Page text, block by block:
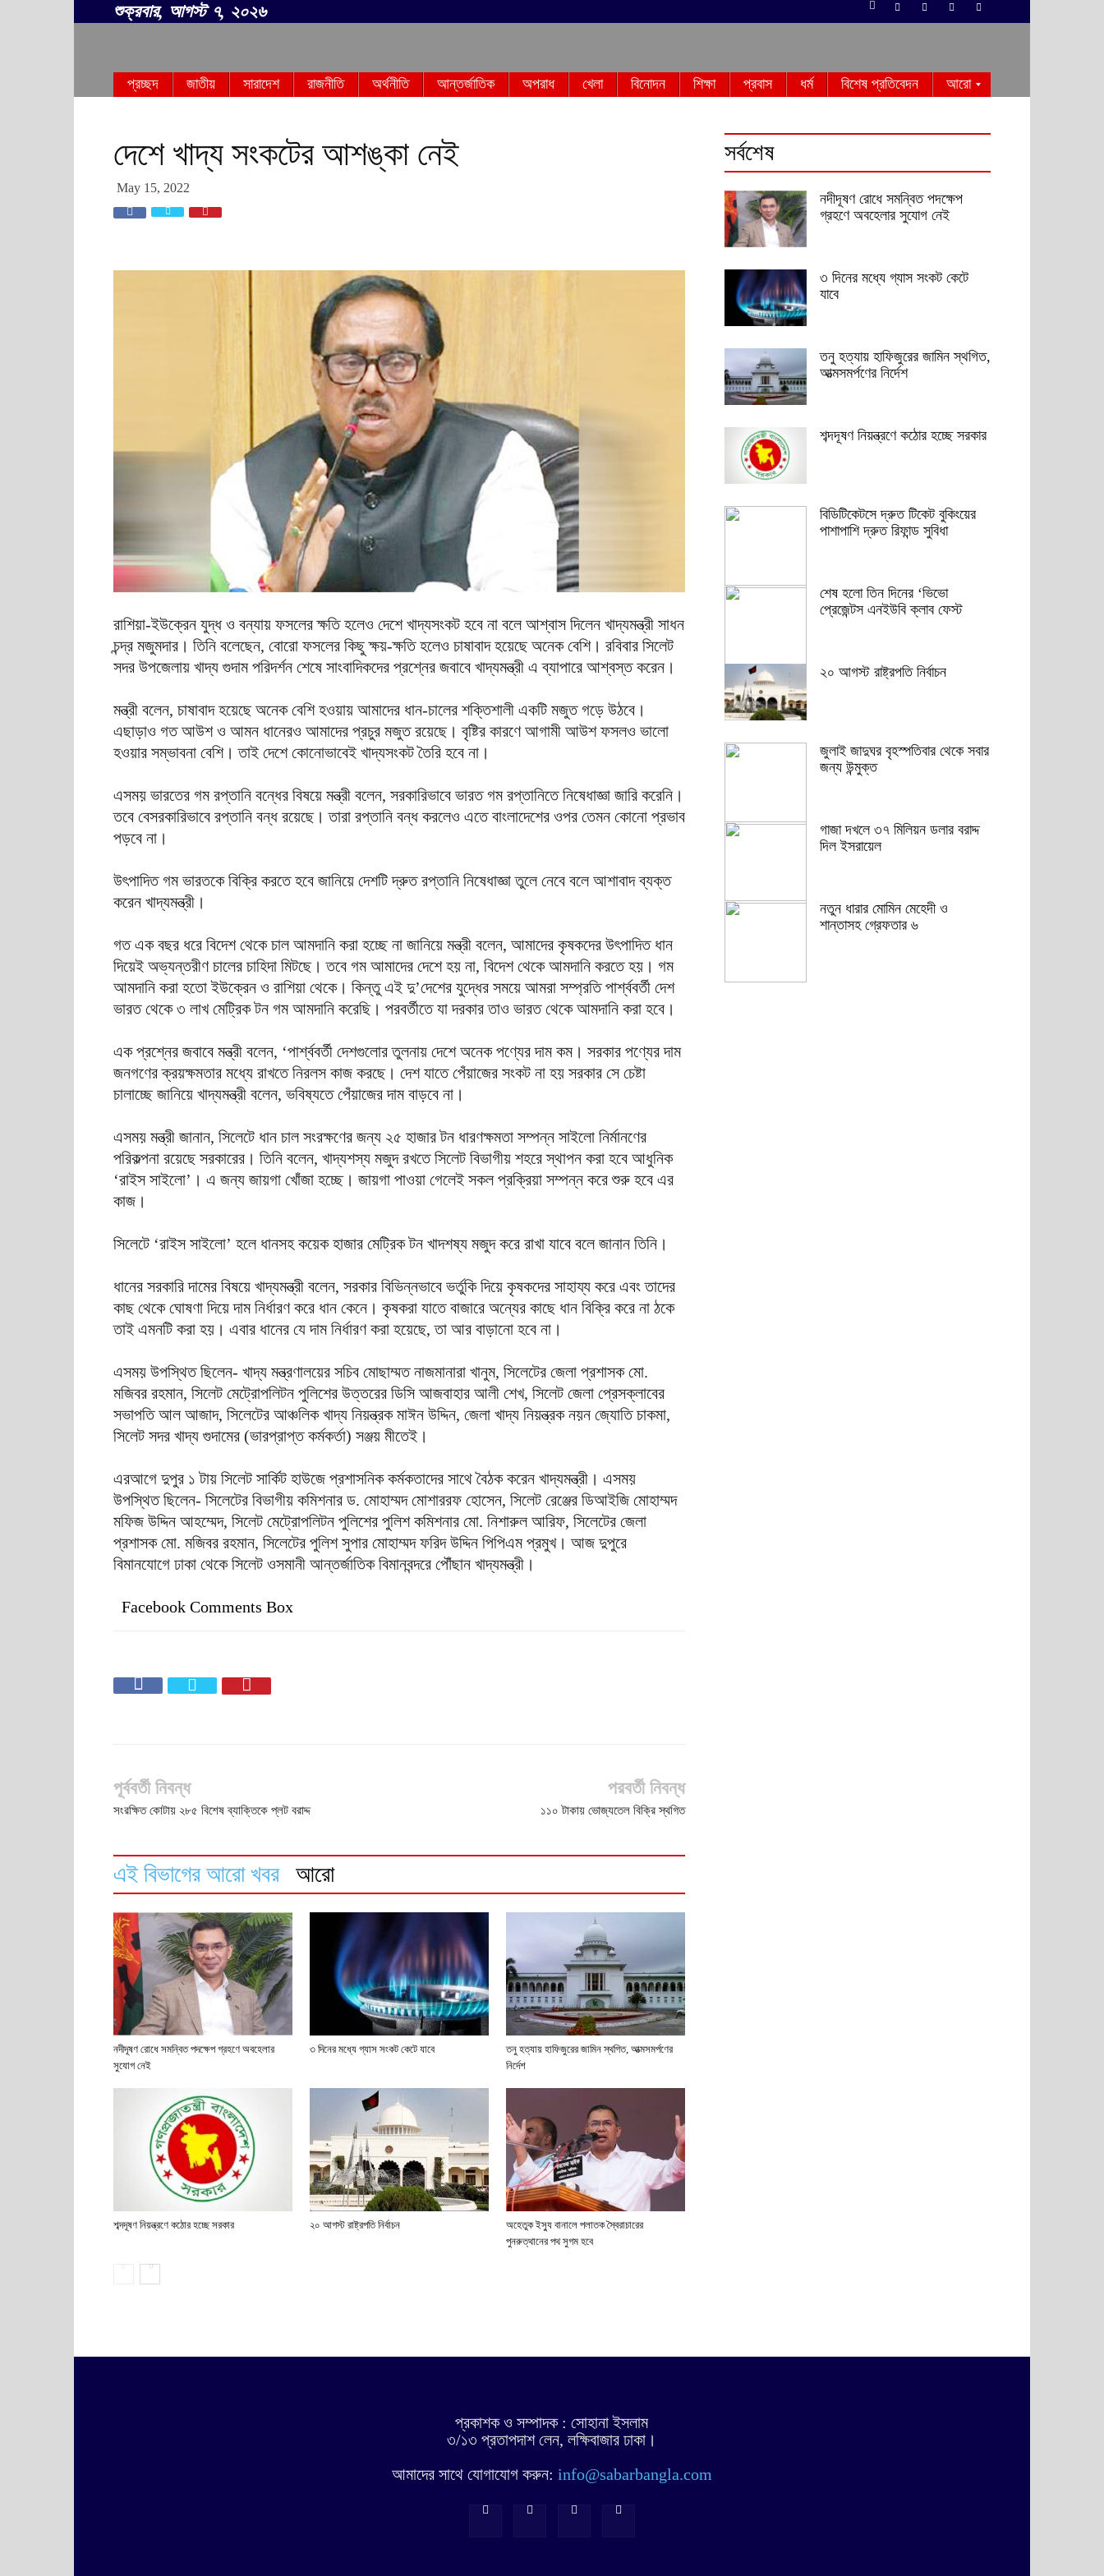
শুক্রবার, আগস্ট ৭, ২০২৬
বাংলা
প্রচ্ছদ জাতীয় সারাদেশ রাজনীতি অর্থনীতি আন্তর্জাতিক অপরাধ খেলা বিনোদন শিক্ষা প্রবাস ধর্ম বিশেষ প্রতিবেদন আরো
দেশে খাদ্য সংকটের আশঙ্কা নেই
May 15, 2022
রাশিয়া-ইউক্রেন যুদ্ধ ও বন্যায় ফসলের ক্ষতি হলেও দেশে খাদ্যসংকট হবে না বলে আশ্বাস দিলেন খাদ্যমন্ত্রী সাধন
চন্দ্র মজুমদার। তিনি বলেছেন, বোরো ফসলের কিছু ক্ষয়-ক্ষতি হলেও চাষাবাদ হয়েছে অনেক বেশি। রবিবার সিলেট
সদর উপজেলায় খাদ্য গুদাম পরিদর্শন শেষে সাংবাদিকদের প্রশ্নের জবাবে খাদ্যমন্ত্রী এ ব্যাপারে আশ্বস্ত করেন।
মন্ত্রী বলেন, চাষাবাদ হয়েছে অনেক বেশি হওয়ায় আমাদের ধান-চালের শক্তিশালী একটি মজুত গড়ে উঠবে।
এছাড়াও গত আউশ ও আমন ধানেরও আমাদের প্রচুর মজুত রয়েছে। বৃষ্টির কারণে আগামী আউশ ফসলও ভালো
হওয়ার সম্ভাবনা বেশি। তাই দেশে কোনোভাবেই খাদ্যসংকট তৈরি হবে না।
এসময় ভারতের গম রপ্তানি বন্ধের বিষয়ে মন্ত্রী বলেন, সরকারিভাবে ভারত গম রপ্তানিতে নিষেধাজ্ঞা জারি করেনি।
তবে বেসরকারিভাবে রপ্তানি বন্ধ রয়েছে। তারা রপ্তানি বন্ধ করলেও এতে বাংলাদেশের ওপর তেমন কোনো প্রভাব
পড়বে না।
উৎপাদিত গম ভারতকে বিক্রি করতে হবে জানিয়ে দেশটি দ্রুত রপ্তানি নিষেধাজ্ঞা তুলে নেবে বলে আশাবাদ ব্যক্ত
করেন খাদ্যমন্ত্রী।
গত এক বছর ধরে বিদেশ থেকে চাল আমদানি করা হচ্ছে না জানিয়ে মন্ত্রী বলেন, আমাদের কৃষকদের উৎপাদিত ধান
দিয়েই অভ্যন্তরীণ চালের চাহিদা মিটছে। তবে গম আমাদের দেশে হয় না, বিদেশ থেকে আমদানি করতে হয়। গম
আমদানি করা হতো ইউক্রেন ও রাশিয়া থেকে। কিন্তু এই দু’দেশের যুদ্ধের সময়ে আমরা সম্প্রতি পার্শ্ববর্তী দেশ
ভারত থেকে ৩ লাখ মেট্রিক টন গম আমদানি করেছি। পরবর্তীতে যা দরকার তাও ভারত থেকে আমদানি করা হবে।
এক প্রশ্নের জবাবে মন্ত্রী বলেন, ‘পার্শ্ববর্তী দেশগুলোর তুলনায় দেশে অনেক পণ্যের দাম কম। সরকার পণ্যের দাম
জনগণের ক্রয়ক্ষমতার মধ্যে রাখতে নিরলস কাজ করছে। দেশ যাতে পেঁয়াজের সংকট না হয় সরকার সে চেষ্টা
চালাচ্ছে জানিয়ে খাদ্যমন্ত্রী বলেন, ভবিষ্যতে পেঁয়াজের দাম বাড়বে না।
এসময় মন্ত্রী জানান, সিলেটে ধান চাল সংরক্ষণের জন্য ২৫ হাজার টন ধারণক্ষমতা সম্পন্ন সাইলো নির্মানণের
পরিকল্পনা রয়েছে সরকারের। তিনি বলেন, খাদ্যশস্য মজুদ রখতে সিলেট বিভাগীয় শহরে স্থাপন করা হবে আধুনিক
‘রাইস সাইলো’। এ জন্য জায়গা খোঁজা হচ্ছে। জায়গা পাওয়া গেলেই সকল প্রক্রিয়া সম্পন্ন করে শুরু হবে এর
কাজ।
সিলেটে ‘রাইস সাইলো’ হলে ধানসহ কয়েক হাজার মেট্রিক টন খাদশষ্য মজুদ করে রাখা যাবে বলে জানান তিনি।
ধানের সরকারি দামের বিষয়ে খাদ্যমন্ত্রী বলেন, সরকার বিভিন্নভাবে ভর্তুকি দিয়ে কৃষকদের সাহায্য করে এবং তাদের
কাছ থেকে ঘোষণা দিয়ে দাম নির্ধারণ করে ধান কেনে। কৃষকরা যাতে বাজারে অন্যের কাছে ধান বিক্রি করে না ঠকে
তাই এমনটি করা হয়। এবার ধানের যে দাম নির্ধারণ করা হয়েছে, তা আর বাড়ানো হবে না।
এসময় উপস্থিত ছিলেন- খাদ্য মন্ত্রণালয়ের সচিব মোছাম্মত নাজমানারা খানুম, সিলেটের জেলা প্রশাসক মো.
মজিবর রহমান, সিলেট মেট্রোপলিটন পুলিশের উত্তরের ডিসি আজবাহার আলী শেখ, সিলেট জেলা প্রেসক্লাবের
সভাপতি আল আজাদ, সিলেটের আঞ্চলিক খাদ্য নিয়ন্ত্রক মাঈন উদ্দিন, জেলা খাদ্য নিয়ন্ত্রক নয়ন জ্যোতি চাকমা,
সিলেট সদর খাদ্য গুদামের (ভারপ্রাপ্ত কর্মকর্তা) সঞ্জয় মীতেই।
এরআগে দুপুর ১ টায় সিলেট সার্কিট হাউজে প্রশাসনিক কর্মকতাদের সাথে বৈঠক করেন খাদ্যমন্ত্রী। এসময়
উপস্থিত ছিলেন- সিলেটের বিভাগীয় কমিশনার ড. মোহাম্মদ মোশাররফ হোসেন, সিলেট রেঞ্জের ডিআইজি মোহাম্মদ
মফিজ উদ্দিন আহম্মেদ, সিলেট মেট্রোপলিটন পুলিশের পুলিশ কমিশনার মো. নিশারুল আরিফ, সিলেটের জেলা
প্রশাসক মো. মজিবর রহমান, সিলেটের পুলিশ সুপার মোহাম্মদ ফরিদ উদ্দিন পিপিএম প্রমুখ। আজ দুপুরে
বিমানযোগে ঢাকা থেকে সিলেট ওসমানী আন্তর্জাতিক বিমানবন্দরে পৌঁছান খাদ্যমন্ত্রী।
Facebook Comments Box
পূর্ববর্তী নিবন্ধ
সংরক্ষিত কোটায় ২৮৫ বিশেষ ব্যাক্তিকে প্লট বরাদ্দ
পরবর্তী নিবন্ধ
১১০ টাকায় ভোজ্যতেল বি‌ক্রি স্থগিত
এই বিভাগের আরো খবর আরো
নদীদূষণ রোধে সমন্বিত পদক্ষেপ গ্রহণে অবহেলার
সুযোগ নেই
৩ দিনের মধ্যে গ্যাস সংকট কেটে যাবে
তনু হত্যায় হাফিজুরের জামিন স্থগিত, আত্মসমর্পণের
নির্দেশ
শব্দদূষণ নিয়ন্ত্রণে কঠোর হচ্ছে সরকার ২০ আগস্ট রাষ্ট্রপতি নির্বাচন
অহেতুক ইস্যু বানালে পলাতক স্বৈরাচারের
পুনরুত্থানের পথ সুগম হবে
সর্বশেষ
নদীদূষণ রোধে সমন্বিত পদক্ষেপ
গ্রহণে অবহেলার সুযোগ নেই
৩ দিনের মধ্যে গ্যাস সংকট কেটে
যাবে
তনু হত্যায় হাফিজুরের জামিন স্থগিত,
আত্মসমর্পণের নির্দেশ
শব্দদূষণ নিয়ন্ত্রণে কঠোর হচ্ছে সরকার
বিডিটিকেটসে দ্রুত টিকেট বুকিংয়ের
পাশাপাশি দ্রুত রিফান্ড সুবিধা
শেষ হলো তিন দিনের ‘ভিভো
প্রেজেন্টস এনইউবি ক্লাব ফেস্ট
২০ আগস্ট রাষ্ট্রপতি নির্বাচন
জুলাই জাদুঘর বৃহস্পতিবার থেকে সবার
জন্য উন্মুক্ত
গাজা দখলে ৩৭ মিলিয়ন ডলার বরাদ্দ
দিল ইসরায়েল
নতুন ধারার মোমিন মেহেদী ও
শান্তাসহ গ্রেফতার ৬
প্রকাশক ও সম্পাদক : সোহানা ইসলাম
৩/১৩ প্রতাপদাশ লেন, লক্ষিবাজার ঢাকা।
আমাদের সাথে যোগাযোগ করুন: info@sabarbangla.com